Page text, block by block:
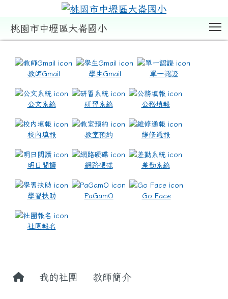
桃園市中壢區大崙國小
教師Gmail 學生Gmail 單一認證
公文系統 研習系統 公務填報
校內填報 教室預約 維修通報
明日閱讀 網路硬碟 差勤系統
學習扶助 PaGamO Go Face
社團報名
我的社團 教師簡介